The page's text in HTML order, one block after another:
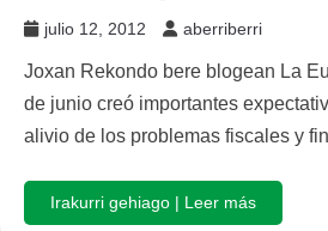
julio 12, 2012 aberriberri
Joxan Rekondo bere blogean La
de junio creó importantes
alivio de los problemas fiscales y
Irakurri gehiago | Leer más